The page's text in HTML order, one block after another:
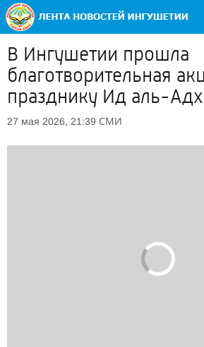
В Ингушетии прошла
благотворительная
празднику Ид аль-
27 мая 2026, 21:39 СМИ